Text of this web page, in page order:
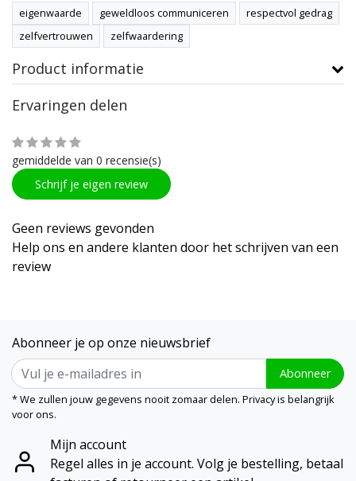
eigenwaarde geweldloos communiceren
respectvol gedrag
zelfvertrouwen
zelfwaardering
Product informatie
Ervaringen delen
gemiddelde van 0 recensie(s)
Schrijf je eigen review
Geen reviews gevonden
Help ons en andere klanten door het schrijven van een
review
Abonneer je op onze nieuwsbrief
Abonneer
* We zullen jouw gegevens nooit zomaar delen. Privacy is belangrijk
voor ons.
Mijn account
Regel alles in je account. Volg je bestelling, betaal